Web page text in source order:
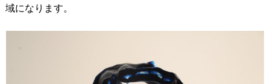
域になります。